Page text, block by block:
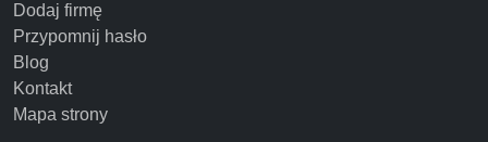
Dodaj firmę
Przypomnij hasło
Blog
Kontakt
Mapa strony